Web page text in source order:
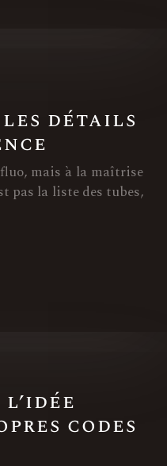
les détails
mais à la maîtrise
pas la liste des tubes,
codes